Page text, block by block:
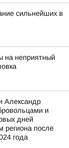
сильнейших в
на неприятный
Александр
и
дней
региона после
года